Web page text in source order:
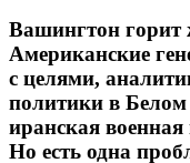
Вашингтон горит
Американские
с целями,
политики в Белом
иранская
Но есть одна